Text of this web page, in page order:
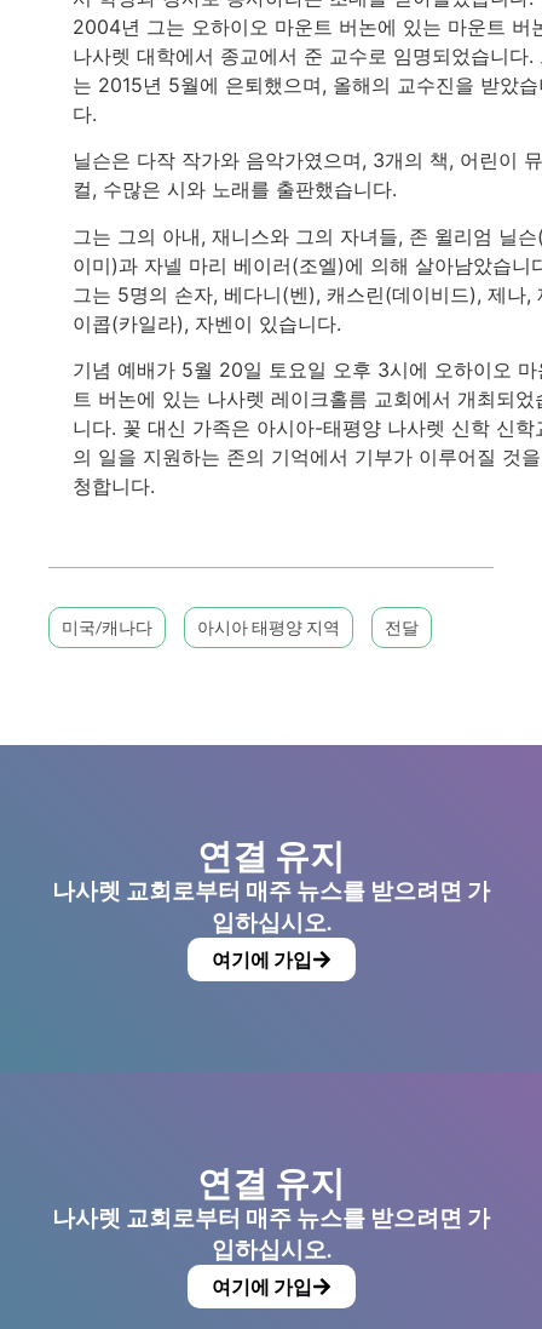
2004년 그는 오하이오 마운트 버논에 있는 마운트 버
나사렛 대학에서 종교에서 준 교수로 임명되었습니다.
는 2015년 5월에 은퇴했으며, 올해의 교수진을 받았
다.
닐슨은 다작 작가와 음악가였으며, 3개의 책, 어린이
컬, 수많은 시와 노래를 출판했습니다.
그는 그의 아내, 재니스와 그의 자녀들, 존 윌리엄 닐
이미)과 자넬 마리 베이러(조엘)에 의해 살아남았습니
그는 5명의 손자, 베다니(벤), 캐스린(데이비드), 제나,
이콥(카일라), 자벤이 있습니다.
기념 예배가 5월 20일 토요일 오후 3시에 오하이오 마
트 버논에 있는 나사렛 레이크홀름 교회에서 개최되었
니다. 꽃 대신 가족은 아시아-태평양 나사렛 신학 신학
의 일을 지원하는 존의 기억에서 기부가 이루어질 것
청합니다.
미국/캐나다 아시아 태평양 지역 전달
연결 유지
나사렛 교회로부터 매주 뉴스를 받으려면 가
입하십시오.
여기에 가입
연결 유지
나사렛 교회로부터 매주 뉴스를 받으려면 가
입하십시오.
여기에 가입